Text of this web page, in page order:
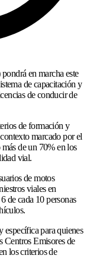
en marcha este
de capacitación y
de conducir de
de formación y
marcado por el
de un 70% en los
vial.
de motos
viales en
de cada 10 personas
para quienes
Centros Emisores de
los criterios de